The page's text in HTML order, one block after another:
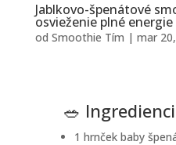
Jablkovo-špenátové
osvieženie plné energie
od Smoothie Tím | mar
🥗
1 hrnček baby